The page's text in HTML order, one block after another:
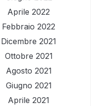
Aprile 2022
Febbraio 2022
Dicembre 2021
Ottobre 2021
Agosto 2021
Giugno 2021
Aprile 2021